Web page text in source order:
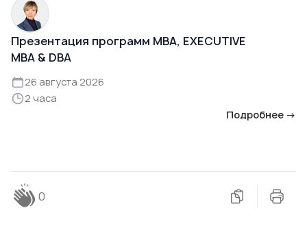
Презентация программ MBA, EXECUTIVE
MBA & DBA
26 августа 2026
2 часа
Подробнее →
0